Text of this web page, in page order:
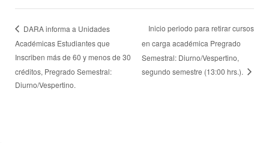
DARA informa a Unidades
Académicas Estudiantes que
Inscriben más de 60 y menos de 30
créditos, Pregrado Semestral:
Diurno/Vespertino.
Inicio periodo para retirar cursos
en carga académica Pregrado
Semestral: Diurno/Vespertino,
segundo semestre (13:00 hrs.).